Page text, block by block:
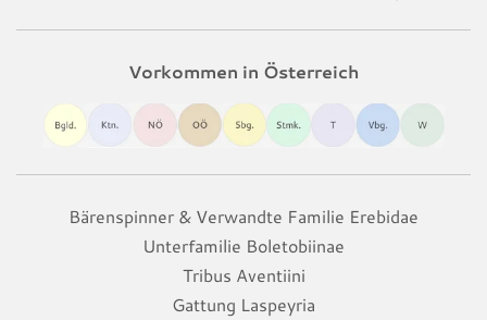
Vorkommen in Österreich
Bärenspinner & Verwandte Familie Erebidae
Unterfamilie Boletobiinae
Tribus Aventiini
Gattung Laspeyria